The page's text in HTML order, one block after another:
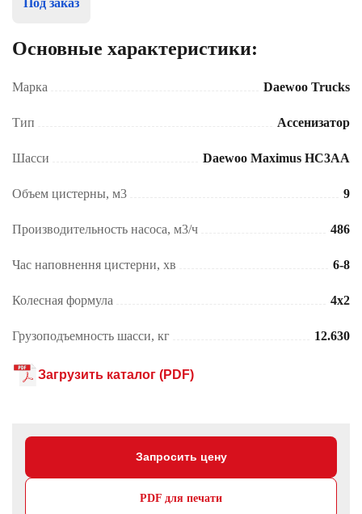
Под заказ
Основные характеристики:
Марка Daewoo Trucks
Тип Ассенизатор
Шасси Daewoo Maximus HC3AA
Объем цистерны, м3 9
Производительность насоса, м3/ч 486
Час наповнення цистерни, хв 6-8
Колесная формула 4x2
Грузоподъемность шасси, кг 12.630
Загрузить каталог (PDF)
Запросить цену
PDF для печати